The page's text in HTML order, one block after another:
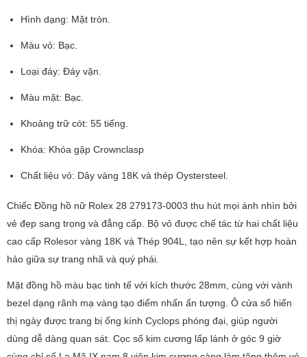
Hình dạng: Mặt tròn.
Màu vỏ: Bạc.
Loại đáy: Đáy vặn.
Màu mặt: Bạc.
Khoảng trữ cót: 55 tiếng.
Khóa: Khóa gập Crownclasp
Chất liệu vỏ: Dây vàng 18K và thép Oystersteel.
Chiếc Đồng hồ nữ Rolex 28 279173-0003 thu hút mọi ánh nhìn bởi
vẻ đẹp sang trọng và đẳng cấp. Bộ vỏ được chế tác từ hai chất liệu
cao cấp Rolesor vàng 18K và Thép 904L, tạo nên sự kết hợp hoàn
hảo giữa sự trang nhã và quý phái.
Mặt đồng hồ màu bạc tinh tế với kích thước 28mm, cùng với vành
bezel dạng rãnh mạ vàng tạo điểm nhấn ấn tượng. Ô cửa sổ hiển
thị ngày được trang bị ống kính Cyclops phóng đại, giúp người
dùng dễ dàng quan sát. Cọc số kim cương lấp lánh ở góc 9 giờ